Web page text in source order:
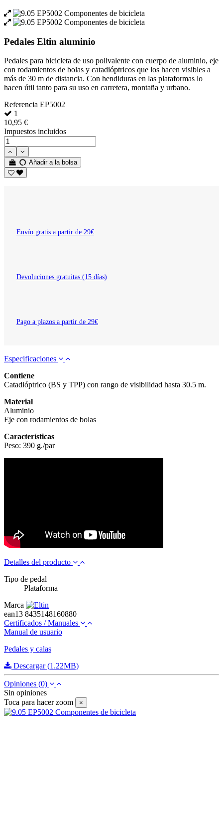
Pedales Eltin aluminio
Pedales para bicicleta de uso polivalente con cuerpo de aluminio, eje
con rodamientos de bolas y catadióptricos que los hacen visibles a
más de 30 m de distancia. Con hendiduras en las plataformas lo
hacen útil tanto para su uso en carretera, montaña y urbano.
Referencia EP5002
1
10,95 €
Impuestos incluidos
Añadir a la bolsa
Envío gratis a partir de 29€
Devoluciones gratuitas (15 días)
Pago a plazos a partir de 29€
Especificaciones
Contiene
Catadióptrico (BS y TPP) con rango de visibilidad hasta 30.5 m.
Material
Aluminio
Eje con rodamientos de bolas
Características
Peso: 390 g./par
Detalles del producto
Tipo de pedal
Plataforma
Marca
ean13 8435148160880
Certificados / Manuales
Manual de usuario
Pedales y calas
Descargar (1.22MB)
Opiniones (0)
Sin opiniones
Toca para hacer zoom
×